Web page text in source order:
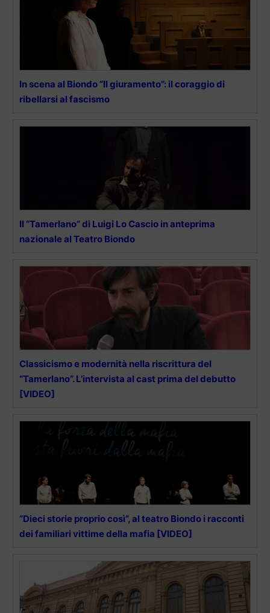
In scena al Biondo “Il giuramento”: il coraggio di
ribellarsi al fascismo
Il “Tamerlano” di Luigi Lo Cascio in anteprima
nazionale al Teatro Biondo
Classicismo e modernità nella riscrittura del
“Tamerlano”. L’intervista al cast prima del debutto
[VIDEO]
“Dieci storie proprio così”, al teatro Biondo i racconti
dei familiari vittime della mafia [VIDEO]